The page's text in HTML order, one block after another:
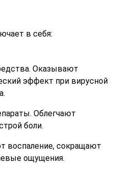
в себя:
Оказывают
эффект при вирусной
Облегчают
боли.
воспаление, сокращают
ощущения.